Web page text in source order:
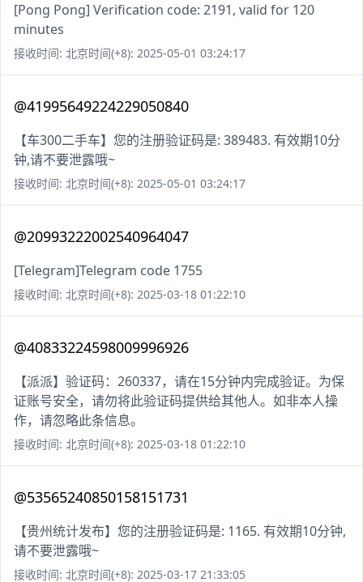
[Pong Pong] Verification code: 2191, valid for 120
minutes
接收时间: 北京时间(+8): 2025-05-01 03:24:17
@41995649224229050840
【车300二手车】您的注册验证码是: 389483. 有效期10分
钟,请不要泄露哦~
接收时间: 北京时间(+8): 2025-05-01 03:24:17
@20993222002540964047
[Telegram]Telegram code 1755
接收时间: 北京时间(+8): 2025-03-18 01:22:10
@40833224598009996926
【派派】验证码：260337，请在15分钟内完成验证。为保
证账号安全，请勿将此验证码提供给其他人。如非本人操
作，请忽略此条信息。
接收时间: 北京时间(+8): 2025-03-18 01:22:10
@53565240850158151731
【贵州统计发布】您的注册验证码是: 1165. 有效期10分钟,
请不要泄露哦~
接收时间: 北京时间(+8): 2025-03-17 21:33:05